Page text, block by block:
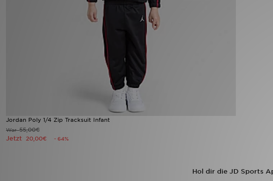
Jordan Poly 1/4 Zip Tracksuit Infant
War55,00€
Jetzt 20,00€ - 64%
Hol dir die JD Sports
Meine Nachrichten